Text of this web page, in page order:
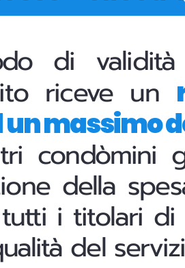
di
riceve un
massimo
condòmini
della
i titolari di
del